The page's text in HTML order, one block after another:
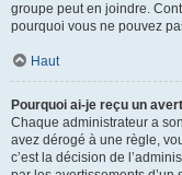
groupe peut en joindre.
pourquoi vous ne pouvez
Haut
Pourquoi ai-je reçu un
Chaque administrateur a
avez dérogé à une règle,
c’est la décision de